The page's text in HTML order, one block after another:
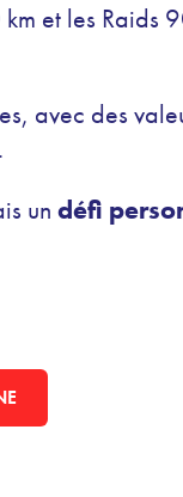
et les Raids
avec des
un défi